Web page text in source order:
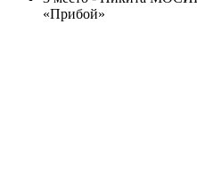
«Прибой»